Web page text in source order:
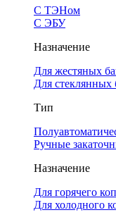
С ТЭНом
С ЭБУ
Назначение
Для жестяных
Для стеклянных
Тип
Ручные
Назначение
Для горячего
Для холодного